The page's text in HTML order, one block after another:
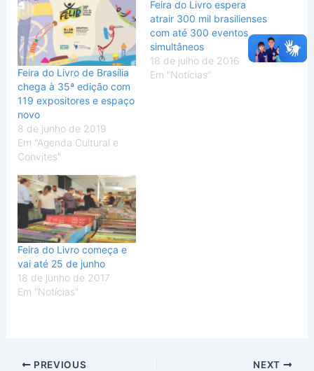
Feira do Livro de Brasília
chega à 35ª edição com
119 expositores e espaço
novo
8 de junho de 2019
Em "Agenda Cultural e
Convites"
Feira do Livro espera
atrair 300 mil brasilienses
com até 300 eventos
simultâneos
18 de julho de 2016
Em "Notícias"
Feira do Livro começa e
vai até 25 de junho
18 de junho de 2017
Em "Notícias"
PREVIOUS NEXT